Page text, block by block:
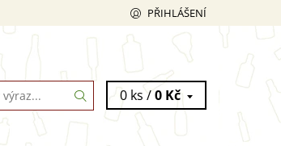
PŘIHLÁŠENÍ
0 ks /0 Kč